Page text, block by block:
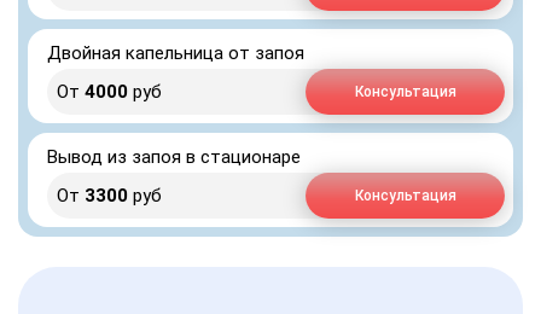
Двойная капельница от запоя
От 4000 руб Консультация
Вывод из запоя в стационаре
От 3300 руб Консультация